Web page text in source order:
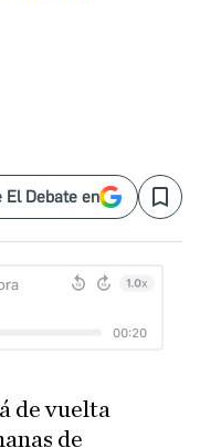
El Debate en Save
de vuelta
de